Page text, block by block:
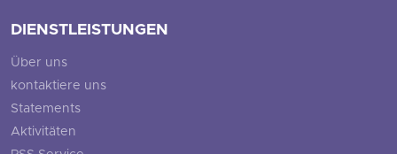
DIENSTLEISTUNGEN
Über uns
kontaktiere uns
Statements
Aktivitäten